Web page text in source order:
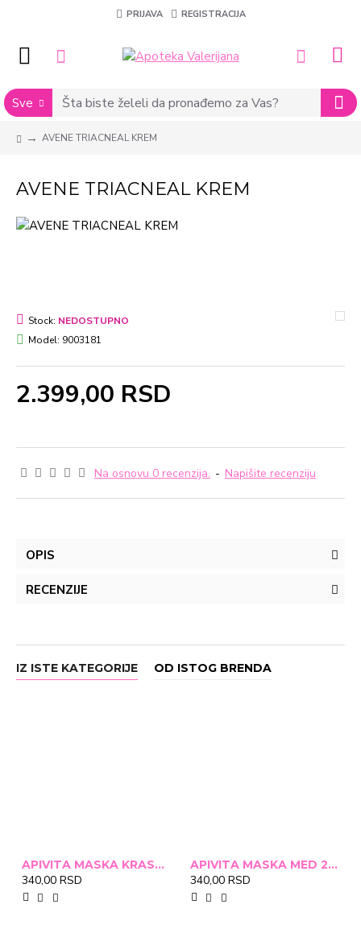
PRIJAVA REGISTRACIJA
Sve
AVENE TRIACNEAL KREM
AVENE TRIACNEAL KREM
Na osnovu 0 recenzija. - Napišite recenziju
2.399,00 RSD
Stock: NEDOSTUPNO
Model: 9003181
OPIS
RECENZIJE
IZ ISTE KATEGORIJE OD ISTOG BRENDA
APIVITA MASKA KRASTAVAC 2X8ML
340,00 RSD
APIVITA MASKA MED 2X8ML
340,00 RSD